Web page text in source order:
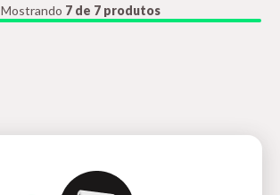
Mostrando 7 de 7 produtos